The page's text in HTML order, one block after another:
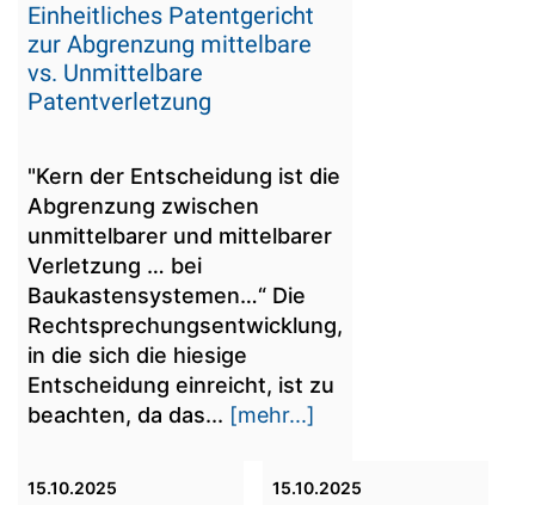
Einheitliches Patentgericht
zur Abgrenzung mittelbare
vs. Unmittelbare
Patentverletzung
"Kern der Entscheidung ist die
Abgrenzung zwischen
unmittelbarer und mittelbarer
Verletzung … bei
Baukastensystemen…“ Die
Rechtsprechungsentwicklung,
in die sich die hiesige
Entscheidung einreicht, ist zu
beachten, da das... [mehr...]
15.10.2025 15.10.2025